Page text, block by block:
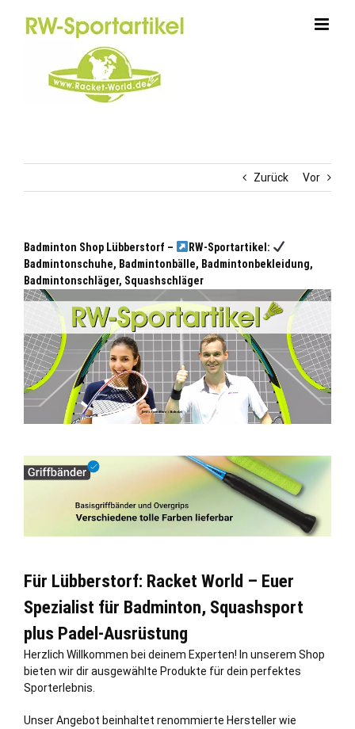
Zurück Vor
Badminton Shop Lübberstorf –
RW-Sportartikel:
Badmintonschuhe, Badmintonbälle, Badmintonbekleidung,
Badmintonschläger, Squashschläger
Für Lübberstorf: Racket World – Euer
Spezialist für Badminton, Squashsport
plus Padel-Ausrüstung
Herzlich Willkommen bei deinem Experten! In unserem Shop
bieten wir dir ausgewählte Produkte für dein perfektes
Sporterlebnis.
Unser Angebot beinhaltet renommierte Hersteller wie